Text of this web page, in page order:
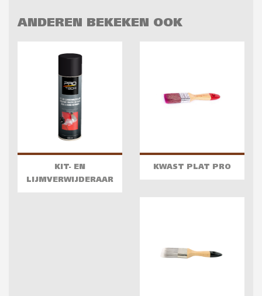
ANDEREN BEKEKEN OOK
KIT- EN
LIJMVERWIJDERAAR
KWAST PLAT PRO